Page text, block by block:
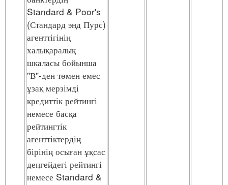
Standard & Poor's
(Стандард энд Пурс)
агенттігінің
халықаралық
шкаласы бойынша
"В"-ден төмен емес
ұзақ мерзімді
кредиттік рейтингі
немесе басқа
рейтингтік
агенттіктердің
бірінің осыған ұқсас
деңгейдегі рейтингі
немесе Standard &